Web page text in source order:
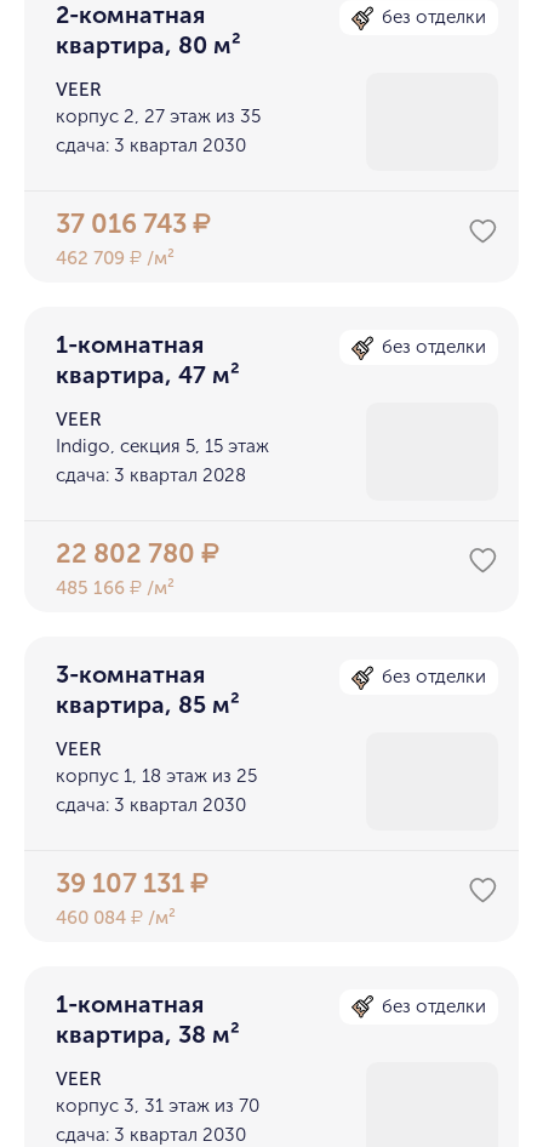
2-комнатная
квартира, 80 м²
без отделки
VEER
корпус 2, 27 этаж из 35
сдача: 3 квартал 2030
37 016 743₽
462 709₽ /м²
1-комнатная
квартира, 47 м²
без отделки
VEER
Indigo, секция 5, 15 этаж
сдача: 3 квартал 2028
22 802 780₽
485 166₽ /м²
3-комнатная
квартира, 85 м²
без отделки
VEER
корпус 1, 18 этаж из 25
сдача: 3 квартал 2030
39 107 131₽
460 084₽ /м²
1-комнатная
квартира, 38 м²
без отделки
VEER
корпус 3, 31 этаж из 70
сдача: 3 квартал 2030